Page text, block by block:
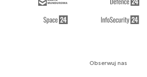
Obserwuj nas